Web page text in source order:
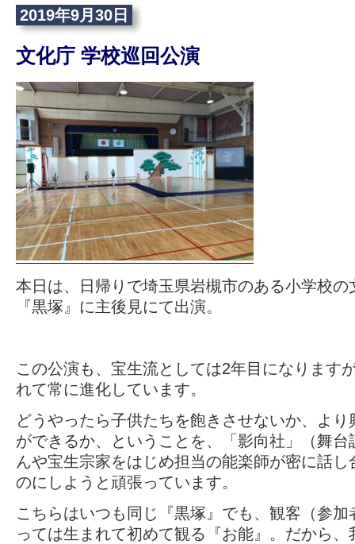
2019年9月30日
文化庁 学校巡回公演
本日は、日帰りで埼玉県岩槻市のある小学校の
『黒塚』に主後見にて出演。
この公演も、宝生流としては2年目になります
れて常に進化しています。
どうやったら子供たちを飽きさせないか、よ
ができるか、ということを、「影向社」（舞
んや宝生宗家をはじめ担当の能楽師が密に話
のにしようと頑張っています。
こちらはいつも同じ『黒塚』でも、観客（参
っては生まれて初めて観る『お能』。だから